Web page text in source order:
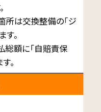
所は交換整備の「ジ
す。
総額に「自賠責保
。